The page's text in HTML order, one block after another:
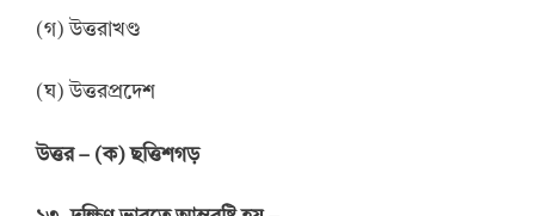
(গ) উত্তরাখণ্ড
(ঘ) উত্তরপ্রদেশ
উত্তর– (ক) ছত্তিশগড়